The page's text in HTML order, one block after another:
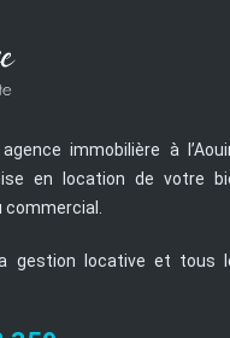
immobilière à
en location de votre
gestion locative et tous